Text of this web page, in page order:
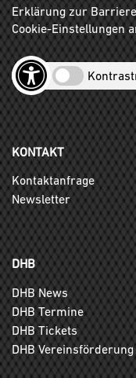
Erklärung zur
Cookie-Einstellungen
KONTAKT
Kontaktanfrage
Newsletter
DHB
DHB News
DHB Termine
DHB Tickets
DHB